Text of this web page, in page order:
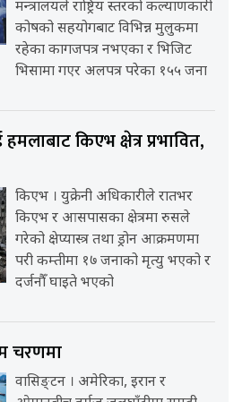
मन्त्रालयले राष्ट्रिय स्तरको कल्याणकारी
कोषको सहयोगबाट विभिन्न मुलुकमा
रहेका कागजपत्र नभएका र भिजिट
भिसामा गएर अलपत्र परेका १५५ जना
किएभ क्षेत्र प्रभावित,
किएभ । युक्रेनी अधिकारीले रातभर
किएभ र आसपासका क्षेत्रमा रुसले
गरेको क्षेप्यास्त्र तथा ड्रोन आक्रमणमा
परी कम्तीमा १७ जनाको मृत्यु भएको र
दर्जनौँ घाइते भएको
चरणमा
वासिङ्टन । अमेरिका, इरान र